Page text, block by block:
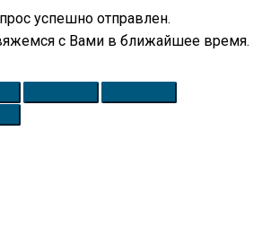
успешно отправлен.
с Вами в ближайшее время.